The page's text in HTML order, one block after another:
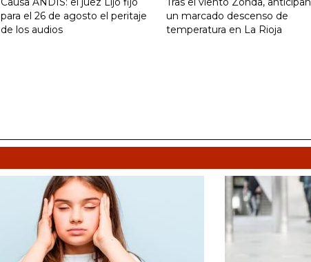
para el 26 de agosto el peritaje
de los audios
un marcado descenso de
temperatura en La Rioja